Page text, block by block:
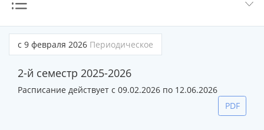
с 9 февраля 2026 Периодическое
2-й семестр 2025-2026
Расписание действует с 09.02.2026 по 12.06.2026
PDF